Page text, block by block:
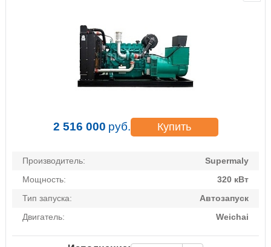
2 516 000 руб. Купить
Производитель:
Supermaly
Мощность:
320 кВт
Тип запуска:
Автозапуск
Двигатель:
Weichai